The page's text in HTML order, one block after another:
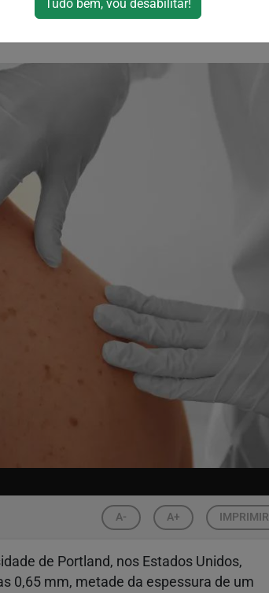
A- A+ IMPRIMIR
de Portland, nos Estados Unidos,
0,65 mm, metade da espessura de um
Tudo bem, vou desabilitar!